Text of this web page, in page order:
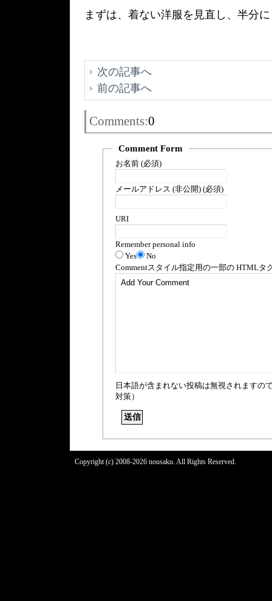
まずは、着ない洋服を見直し、半分
次の記事へ
前の記事へ
Comments:0
Comment Form
お名前 (必須)
メールアドレス (非公開) (必須)
URI
Remember personal info
Yes
No
Commentスタイル指定用の一部の HTMLタ
日本語が含まれない投稿は無視されますの
対策）
Copyright (c) 2008-2026 nousaku. All Rights Reserved.